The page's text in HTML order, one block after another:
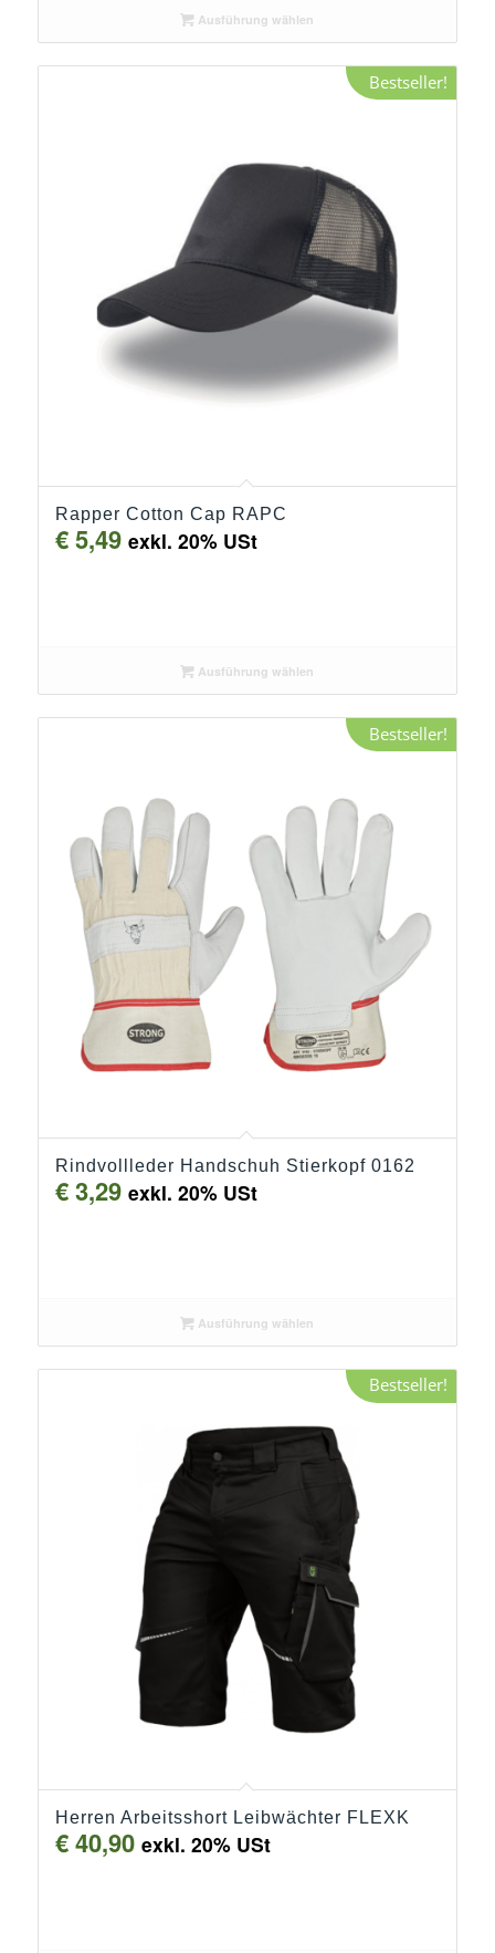
Ausführung wählen
Bestseller!
Rapper Cotton Cap RAPC
€5,49 exkl. 20% USt
Ausführung wählen
Bestseller!
Rindvollleder Handschuh Stierkopf 0162
€3,29 exkl. 20% USt
Ausführung wählen
Bestseller!
Herren Arbeitsshort Leibwächter FLEXK
€40,90 exkl. 20% USt